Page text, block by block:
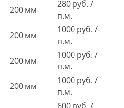
200 мм
280 руб. /
п.м.
200 мм
1000 руб. /
п.м.
200 мм
1000 руб. /
п.м.
200 мм
1000 руб. /
п.м.
600 руб. /